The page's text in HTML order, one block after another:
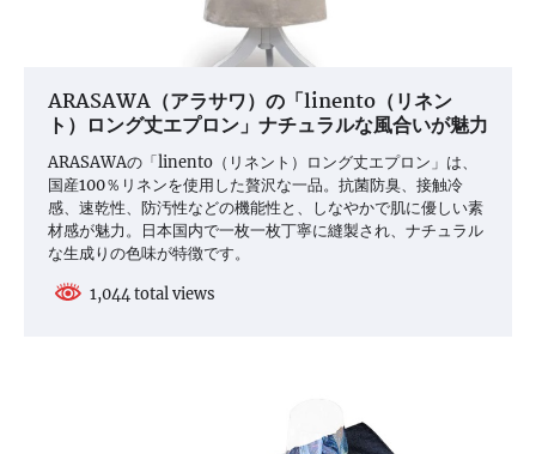
ARASAWA（アラサワ）の「linento（リネン
ト）ロング丈エプロン」ナチュラルな風合いが魅力
ARASAWAの「linento（リネント）ロング丈エプロン」は、
国産100％リネンを使用した贅沢な一品。抗菌防臭、接触冷
感、速乾性、防汚性などの機能性と、しなやかで肌に優しい素
材感が魅力。日本国内で一枚一枚丁寧に縫製され、ナチュラル
な生成りの色味が特徴です。
1,044 total views